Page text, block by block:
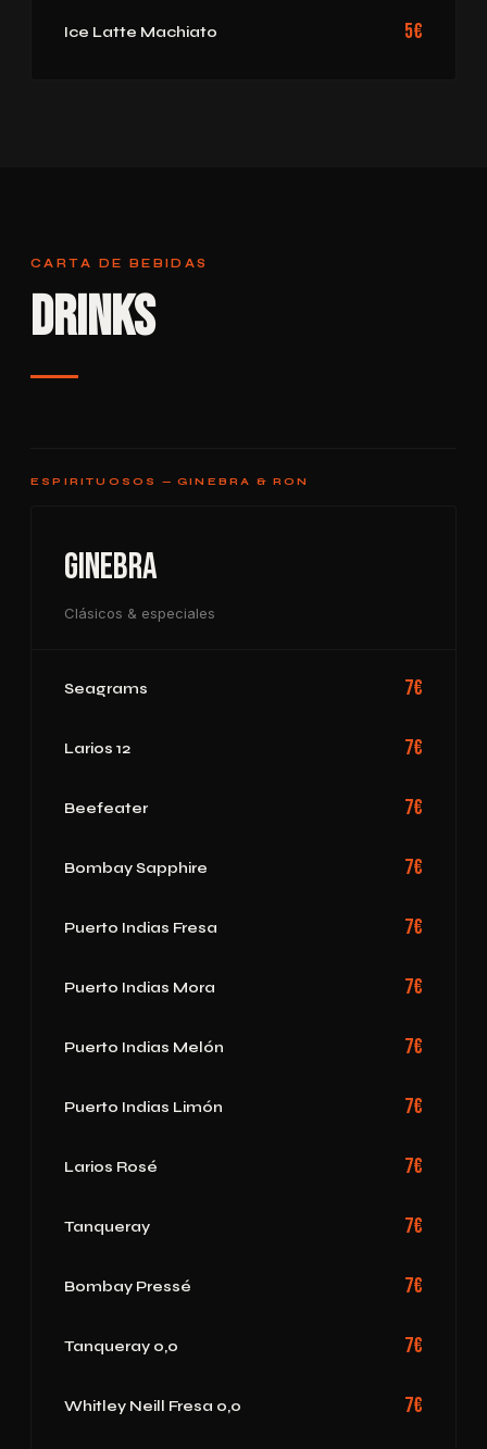
Ice Latte Machiato 5€
CARTA DE BEBIDAS
Drinks
ESPIRITUOSOS — GINEBRA & RON
Ginebra
Clásicos & especiales
Seagrams 7€
Larios 12 7€
Beefeater 7€
Bombay Sapphire 7€
Puerto Indias Fresa 7€
Puerto Indias Mora 7€
Puerto Indias Melón 7€
Puerto Indias Limón 7€
Larios Rosé 7€
Tanqueray 7€
Bombay Pressé 7€
Tanqueray 0,0 7€
Whitley Neill Fresa 0,0 7€